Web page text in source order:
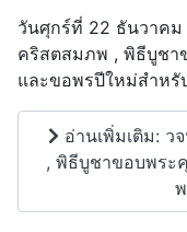
วันศุกร์ที่ 22 ธันวาค
คริสตสมภพ , พิธีบูช
และขอพรปีใหม่สำหรั
อ่านเพิ่มเติม:
, พิธีบูชาขอบพร